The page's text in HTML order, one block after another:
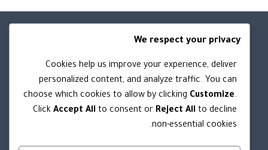
روابط مهمه
من نحن
الشروط والأحكام
سياسة الخصوصية
We respect your privacy
Cookies help us improve your experience, deliver
personalized content, and analyze traffic. You can
choose which cookies to allow by clicking Customize.
ClickAccept All to consent or Reject All to decline
non-essential cookies.